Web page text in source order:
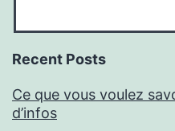
Recent Posts
Ce que vous voulez
d’infos